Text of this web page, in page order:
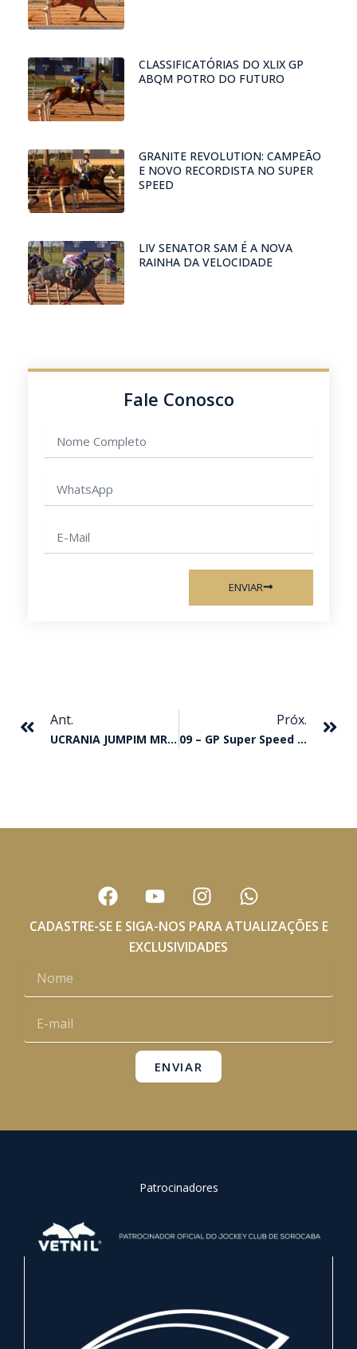
CLASSIFICATÓRIAS DO XLIX GP
ABQM POTRO DO FUTURO
GRANITE REVOLUTION: CAMPEÃO
E NOVO RECORDISTA NO SUPER
SPEED
LIV SENATOR SAM É A NOVA
RAINHA DA VELOCIDADE
Fale Conosco
completo
mail
ENVIAR
Ant.
UCRANIA JUMPIM MRL CONQUISTA O GP SOROCABA FUTURITY
Próx.
09 – GP Super Speed – (class)
F
a
c
o
Y
o
u
t
e
I
n
s
t
r
m
W
h
a
p
CADASTRE-SE E SIGA-NOS PARA ATUALIZAÇÕES E
EXCLUSIVIDADES
mail
ENVIAR
Patrocinadores